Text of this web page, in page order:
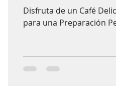
Disfruta de un Café
para una Preparación